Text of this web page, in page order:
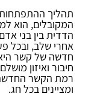
תהליך ההתפתחות
המקובלים, הוא
הדדית בין בני
אחרי שלב, ובכל
חדשה של קשר
חיבור ואיזון
רמת הקשר
ומציינים בכל חג.